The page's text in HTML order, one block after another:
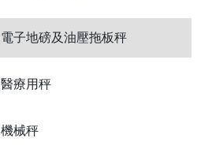
電子地磅及油壓拖板秤
醫療用秤
機械秤